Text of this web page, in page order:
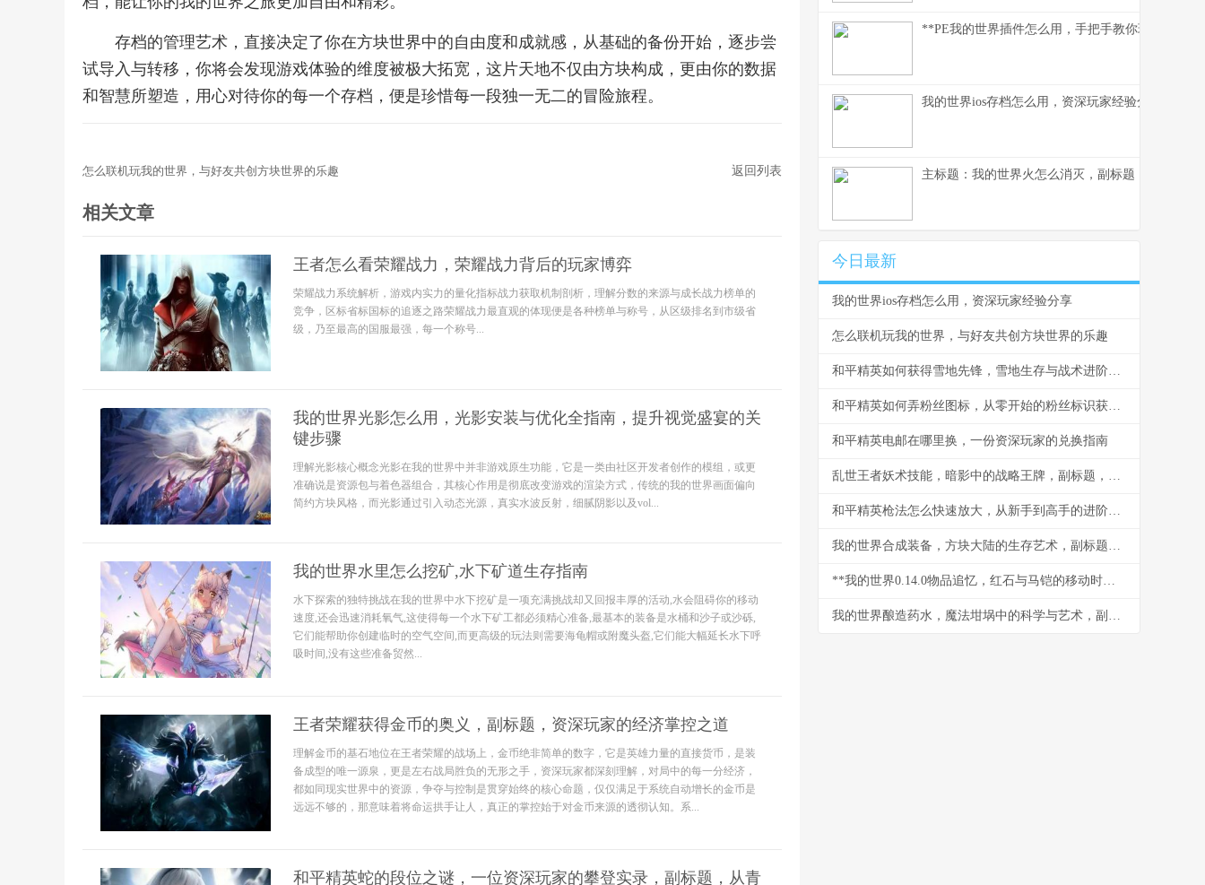
存档的管理艺术，直接决定了你在方块世界中的自由度和成就感，从基础的备份开始，逐步尝
试导入与转移，你将会发现游戏体验的维度被极大拓宽，这片天地不仅由方块构成，更由你的数据
和智慧所塑造，用心对待你的每一个存档，便是珍惜每一段独一无二的冒险旅程。
怎么联机玩我的世界，与好友共创方块世界的乐趣 返回列表
相关文章
王者怎么看荣耀战力，荣耀战力背后的玩家博弈
荣耀战力系统解析，游戏内实力的量化指标战力获取机制剖析，理解分数的来源与成长战力榜单的
竞争，区标省标国标的追逐之路荣耀战力最直观的体现便是各种榜单与称号，从区级排名到市级省
级，乃至最高的国服最强，每一个称号...
我的世界光影怎么用，光影安装与优化全指南，提升视觉盛宴的关
键步骤
理解光影核心概念光影在我的世界中并非游戏原生功能，它是一类由社区开发者创作的模组，或更
准确说是资源包与着色器组合，其核心作用是彻底改变游戏的渲染方式，传统的我的世界画面偏向
简约方块风格，而光影通过引入动态光源，真实水波反射，细腻阴影以及vol...
我的世界水里怎么挖矿,水下矿道生存指南
水下探索的独特挑战在我的世界中水下挖矿是一项充满挑战却又回报丰厚的活动,水会阻碍你的移动
速度,还会迅速消耗氧气,这使得每一个水下矿工都必须精心准备,最基本的装备是水桶和沙子或沙砾,
它们能帮助你创建临时的空气空间,而更高级的玩法则需要海龟帽或附魔头盔,它们能大幅延长水下呼
吸时间,没有这些准备贸然...
王者荣耀获得金币的奥义，副标题，资深玩家的经济掌控之道
理解金币的基石地位在王者荣耀的战场上，金币绝非简单的数字，它是英雄力量的直接货币，是装
备成型的唯一源泉，更是左右战局胜负的无形之手，资深玩家都深刻理解，对局中的每一分经济，
都如同现实世界中的资源，争夺与控制是贯穿始终的核心命题，仅仅满足于系统自动增长的金币是
远远不够的，那意味着将命运拱手让人，真正的掌控始于对金币来源的透彻认知。系...
和平精英蛇的段位之谜，一位资深玩家的攀登实录，副标题，从青
**PE我的世界插件怎么用，手把手教你玩转插件
我的世界ios存档怎么用，资深玩家经验分享
主标题：我的世界火怎么消灭，副标题：资深玩家
今日最新
我的世界ios存档怎么用，资深玩家经验分享
怎么联机玩我的世界，与好友共创方块世界的乐趣
和平精英如何获得雪地先锋，雪地生存与战术进阶指南
和平精英如何弄粉丝图标，从零开始的粉丝标识获取指南，副标题，资深玩家带你解锁专属荣耀
和平精英电邮在哪里换，一份资深玩家的兑换指南
乱世王者妖术技能，暗影中的战略王牌，副标题，诡道制胜的终极艺术
和平精英枪法怎么快速放大，从新手到高手的进阶之路
我的世界合成装备，方块大陆的生存艺术，副标题，从木剑到下界合金的装备进化之路
**我的世界0.14.0物品追忆，红石与马铠的移动时代**
我的世界酿造药水，魔法坩埚中的科学与艺术，副标题，从基础药水到神效附魔的完全指南